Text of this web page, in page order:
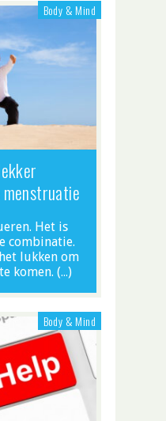
Body & Mind
Het is
combinatie.
lukken om
komen. (…)
Body & Mind